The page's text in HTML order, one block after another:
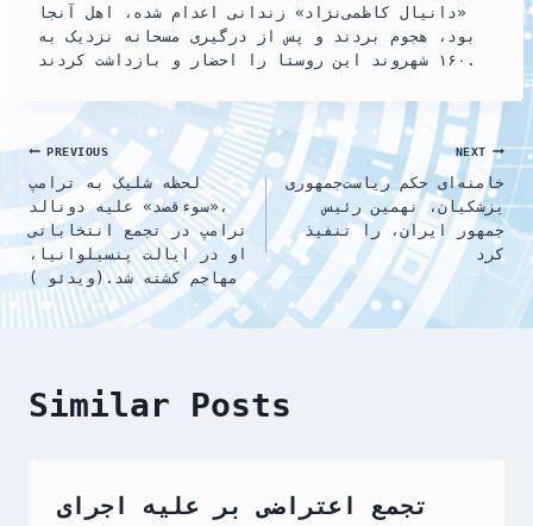
«دانیال کاظمی‌نژاد» زندانی اعدام شده، اهل آنجا
بود، هجوم بردند و پس از درگیری مسحانه‌ نزدیک به
۱۶۰ شهروند این روستا را احضار و بازداشت کردند.
Post
navigation
PREVIOUS
لحظه شلیک به ترامپ
،«سوءقصد» علیه دونالد
ترامپ در تجمع انتخاباتی
او در ایالت پنسیلوانیا،
مهاجم کشته شد.(ویدئو )
NEXT
خامنه‌ای حکم ریاست‌جمهوری
پزشکیان، نهمین رئیس
جمهور ایران، را تنفیذ
کرد
Similar Posts
تجمع اعتراضی بر علیه اجرای